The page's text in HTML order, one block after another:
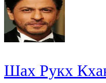
Шах Рукх